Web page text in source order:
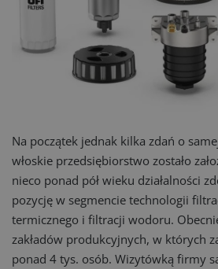
Na początek jednak kilka zdań o
włoskie przedsiębiorstwo zostało
nieco ponad pół wieku działalności
pozycję w segmencie technologii
termicznego i filtracji wodoru.
zakładów produkcyjnych, w których
ponad 4 tys. osób. Wizytówką firmy